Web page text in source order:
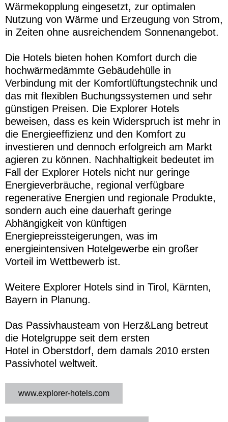
Wärmekopplung eingesetzt, zur optimalen
Nutzung von Wärme und Erzeugung von Strom,
in Zeiten ohne ausreichendem Sonnenangebot.
Die Hotels bieten hohen Komfort durch die
hochwärmedämmte Gebäudehülle in
Verbindung mit der Komfortlüftungstechnik und
das mit flexiblen Buchungssystemen und sehr
günstigen Preisen. Die Explorer Hotels
beweisen, dass es kein Widerspruch ist mehr in
die Energieeffizienz und den Komfort zu
investieren und dennoch erfolgreich am Markt
agieren zu können. Nachhaltigkeit bedeutet im
Fall der Explorer Hotels nicht nur geringe
Energieverbräuche, regional verfügbare
regenerative Energien und regionale Produkte,
sondern auch eine dauerhaft geringe
Abhängigkeit von künftigen
Energiepreissteigerungen, was im
energieintensiven Hotelgewerbe ein großer
Vorteil im Wettbewerb ist.
Weitere Explorer Hotels sind in Tirol, Kärnten,
Bayern in Planung.
Das Passivhausteam von Herz&Lang betreut
die Hotelgruppe seit dem ersten
Hotel in Oberstdorf, dem damals 2010 ersten
Passivhotel weltweit.
www.explorer-hotels.com